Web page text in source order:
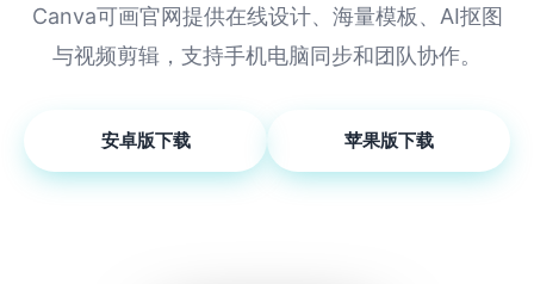
Canva可画官网提供在线设计、海量模板、AI抠图
与视频剪辑，支持手机电脑同步和团队协作。
安卓版下载 苹果版下载